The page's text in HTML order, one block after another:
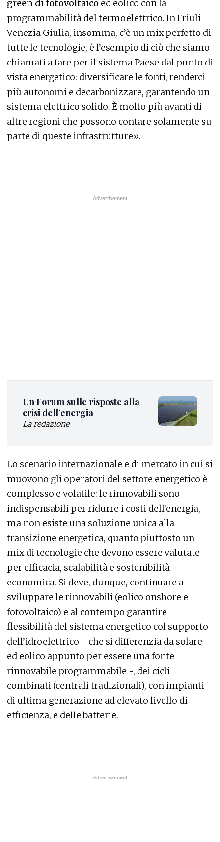
green di fotovoltaico ed eolico con la
programmabilità del termoelettrico. In Friuli
Venezia Giulia, insomma, c’è un mix perfetto di
tutte le tecnologie, è l’esempio di ciò che siamo
chiamati a fare per il sistema Paese dal punto di
vista energetico: diversificare le fonti, renderci
più autonomi e decarbonizzare, garantendo un
sistema elettrico solido. È molto più avanti di
altre regioni che possono contare solamente su
parte di queste infrastrutture».
Un Forum sulle risposte alla
crisi dell’energia
La redazione
Lo scenario internazionale e di mercato in cui si
muovono gli operatori del settore energetico è
complesso e volatile: le rinnovabili sono
indispensabili per ridurre i costi dell’energia,
ma non esiste una soluzione unica alla
transizione energetica, quanto piuttosto un
mix di tecnologie che devono essere valutate
per efficacia, scalabilità e sostenibilità
economica. Si deve, dunque, continuare a
sviluppare le rinnovabili (eolico onshore e
fotovoltaico) e al contempo garantire
flessibilità del sistema energetico col supporto
dell’idroelettrico - che si differenzia da solare
ed eolico appunto per essere una fonte
rinnovabile programmabile -, dei cicli
combinati (centrali tradizionali), con impianti
di ultima generazione ad elevato livello di
efficienza, e delle batterie.